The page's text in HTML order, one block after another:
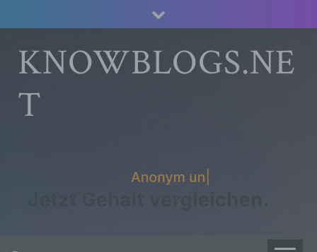
to
contentKNOWBLOGS.NE
T